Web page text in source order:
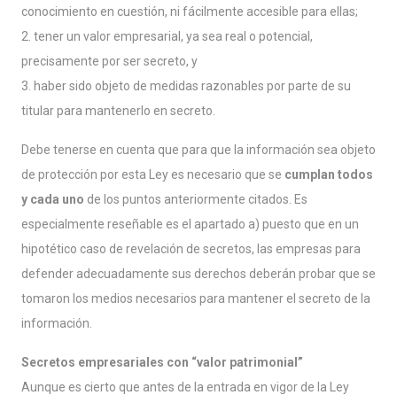
conocimiento en cuestión, ni fácilmente accesible para ellas;
2. tener un valor empresarial, ya sea real o potencial,
precisamente por ser secreto, y
3. haber sido objeto de medidas razonables por parte de su
titular para mantenerlo en secreto.
Debe tenerse en cuenta que para que la información sea objeto
de protección por esta Ley es necesario que se cumplan todos
y cada uno de los puntos anteriormente citados. Es
especialmente reseñable es el apartado a) puesto que en un
hipotético caso de revelación de secretos, las empresas para
defender adecuadamente sus derechos deberán probar que se
tomaron los medios necesarios para mantener el secreto de la
información.
Secretos empresariales con “valor patrimonial”
Aunque es cierto que antes de la entrada en vigor de la Ley